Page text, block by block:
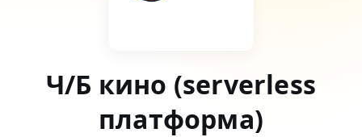
Ч/Б кино (serverless
платформа)